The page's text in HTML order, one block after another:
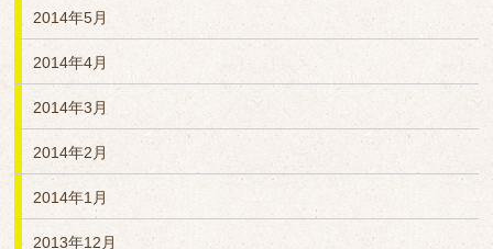
2014年5月
2014年4月
2014年3月
2014年2月
2014年1月
2013年12月